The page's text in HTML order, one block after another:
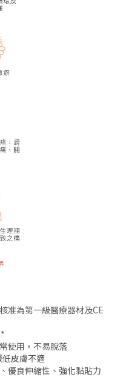
准為第一級醫療器材及CE
使用，不易脫落
皮膚不適
優良伸縮性、強化黏貼力